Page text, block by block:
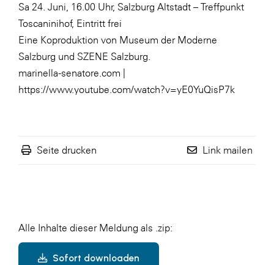
Sa 24. Juni, 16.00 Uhr, Salzburg Altstadt – Treffpunkt
Toscaninihof, Eintritt frei
Eine Koproduktion von Museum der Moderne
Salzburg und SZENE Salzburg.
marinella-senatore.com |
https://www.youtube.com/watch?v=yE0YuQisP7k
Seite drucken Link mailen
Alle Inhalte dieser Meldung als .zip:
Sofort downloaden